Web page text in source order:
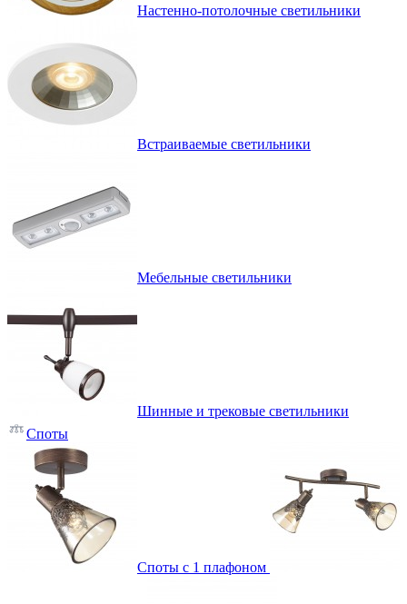
Настенно-потолочные светильники
Встраиваемые светильники
Мебельные светильники
Шинные и трековые светильники
Споты
Споты с 1 плафоном